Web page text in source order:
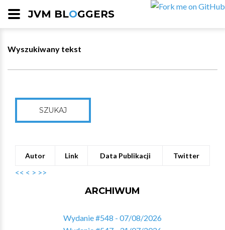
JVM BLOGGERS
Wyszukiwany tekst
SZUKAJ
Autor Link Data Publikacji Twitter
<< < > >>
ARCHIWUM
Wydanie #548 - 07/08/2026